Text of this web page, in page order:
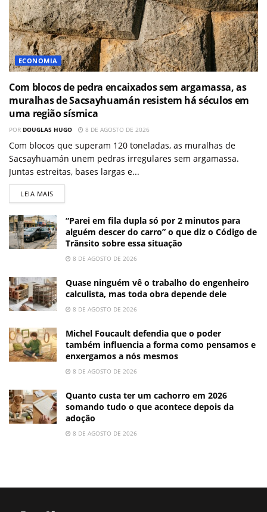
ECONOMIA
Com blocos de pedra encaixados sem argamassa, as
muralhas de Sacsayhuamán resistem há séculos em
uma região sísmica
POR DOUGLAS HUGO 8 DE AGOSTO DE 2026
Com blocos que superam 120 toneladas, as muralhas de
Sacsayhuamán unem pedras irregulares sem argamassa.
Juntas estreitas, bases largas e...
LEIA MAIS
“Parei em fila dupla só por 2 minutos para
alguém descer do carro” o que diz o Código de
Trânsito sobre essa situação
8 DE AGOSTO DE 2026
Quase ninguém vê o trabalho do engenheiro
calculista, mas toda obra depende dele
8 DE AGOSTO DE 2026
Michel Foucault defendia que o poder
também influencia a forma como pensamos e
enxergamos a nós mesmos
8 DE AGOSTO DE 2026
Quanto custa ter um cachorro em 2026
somando tudo o que acontece depois da
adoção
8 DE AGOSTO DE 2026